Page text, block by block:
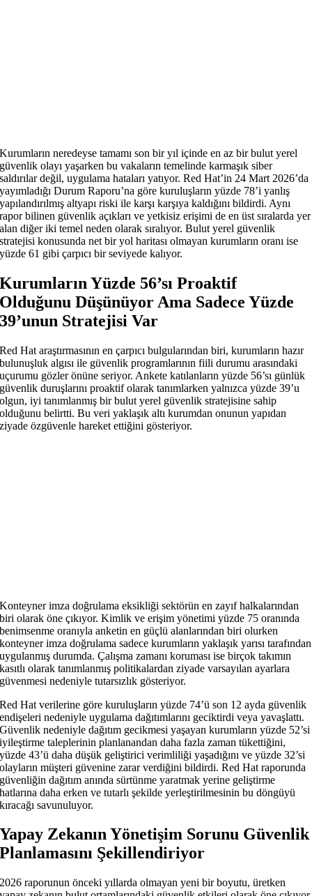
Kurumların neredeyse tamamı son bir yıl içinde en az bir bulut yerel
güvenlik olayı yaşarken bu vakaların temelinde karmaşık siber
saldırılar değil, uygulama hataları yatıyor. Red Hat’in 24 Mart 2026’da
yayımladığı Durum Raporu’na göre kuruluşların yüzde 78’i yanlış
yapılandırılmış altyapı riski ile karşı karşıya kaldığını bildirdi. Aynı
rapor bilinen güvenlik açıkları ve yetkisiz erişimi de en üst sıralarda yer
alan diğer iki temel neden olarak sıralıyor. Bulut yerel güvenlik
stratejisi konusunda net bir yol haritası olmayan kurumların oranı ise
yüzde 61 gibi çarpıcı bir seviyede kalıyor.
Kurumların Yüzde 56’sı Proaktif
Olduğunu Düşünüyor Ama Sadece Yüzde
39’unun Stratejisi Var
Red Hat araştırmasının en çarpıcı bulgularından biri, kurumların hazır
bulunuşluk algısı ile güvenlik programlarının fiili durumu arasındaki
uçurumu gözler önüne seriyor. Ankete katılanların yüzde 56’sı günlük
güvenlik duruşlarını proaktif olarak tanımlarken yalnızca yüzde 39’u
olgun, iyi tanımlanmış bir bulut yerel güvenlik stratejisine sahip
olduğunu belirtti. Bu veri yaklaşık altı kurumdan onunun yapıdan
ziyade özgüvenle hareket ettiğini gösteriyor.
Konteyner imza doğrulama eksikliği sektörün en zayıf halkalarından
biri olarak öne çıkıyor. Kimlik ve erişim yönetimi yüzde 75 oranında
benimsenme oranıyla anketin en güçlü alanlarından biri olurken
konteyner imza doğrulama sadece kurumların yaklaşık yarısı tarafından
uygulanmış durumda. Çalışma zamanı koruması ise birçok takımın
kasıtlı olarak tanımlanmış politikalardan ziyade varsayılan ayarlara
güvenmesi nedeniyle tutarsızlık gösteriyor.
Red Hat verilerine göre kuruluşların yüzde 74’ü son 12 ayda güvenlik
endişeleri nedeniyle uygulama dağıtımlarını geciktirdi veya yavaşlattı.
Güvenlik nedeniyle dağıtım gecikmesi yaşayan kurumların yüzde 52’si
iyileştirme taleplerinin planlanandan daha fazla zaman tükettiğini,
yüzde 43’ü daha düşük geliştirici verimliliği yaşadığını ve yüzde 32’si
olayların müşteri güvenine zarar verdiğini bildirdi. Red Hat raporunda
güvenliğin dağıtım anında sürtünme yaratmak yerine geliştirme
hatlarına daha erken ve tutarlı şekilde yerleştirilmesinin bu döngüyü
kıracağı savunuluyor.
Yapay Zekanın Yönetişim Sorunu Güvenlik
Planlamasını Şekillendiriyor
2026 raporunun önceki yıllarda olmayan yeni bir boyutu, üretken